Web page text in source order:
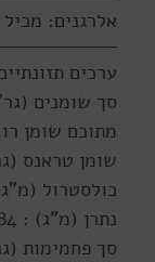
אלרגנים:
ערכים
סך שומנים (גר') :
מתוכם שומן
שומן טראנס
כולסטרול (מ"ג)
נתרן (מ"ג) : 84
סך פחמימות